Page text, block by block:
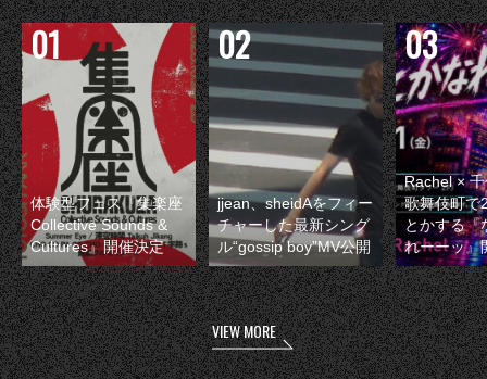
体験型フェス『集楽座
Collective Sounds &
Cultures』開催決定
jjean、sheidAをフィー
チャーした最新シング
ル“gossip boy”MV公開
Rachel ×
歌舞伎町で
とかする『
れーーッ』
VIEW MORE